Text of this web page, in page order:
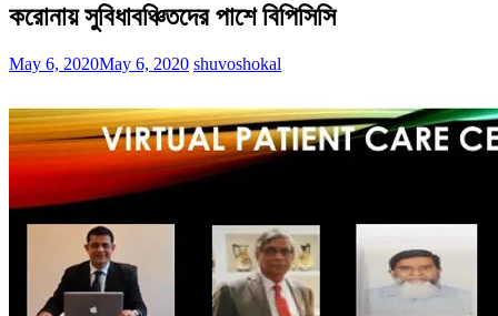
করোনায় সুবিধাবঞ্চিতদের পাশে বিপিসিসি
May 6, 2020May 6, 2020 shuvoshokal